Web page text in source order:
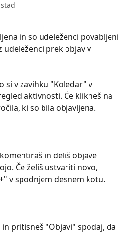
in so udeleženci povabljeni
udeleženci prek objav v
si v zavihku "Koledar" v
aktivnosti. Če klikneš na
ki so bila objavljena.
in deliš objave
Če želiš ustvariti novo,
v spodnjem desnem kotu.
in pritisneš "Objavi" spodaj, da